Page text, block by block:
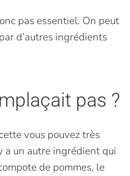
pas essentiel. On peut
d’autres ingrédients
pas ?
vous pouvez très
a un autre ingrédient qui
de pommes, le